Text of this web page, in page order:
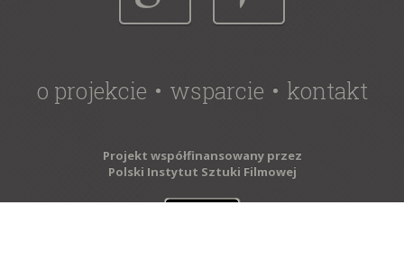
o projekcie wsparcie kontakt
Projekt współfinansowany przez